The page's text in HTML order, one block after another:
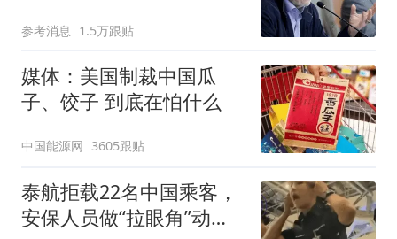
参考消息 1.5万跟贴
媒体：美国制裁中国瓜
子、饺子 到底在怕什么
中国能源网 3605跟贴
泰航拒载22名中国乘客，
安保人员做“拉眼角”动